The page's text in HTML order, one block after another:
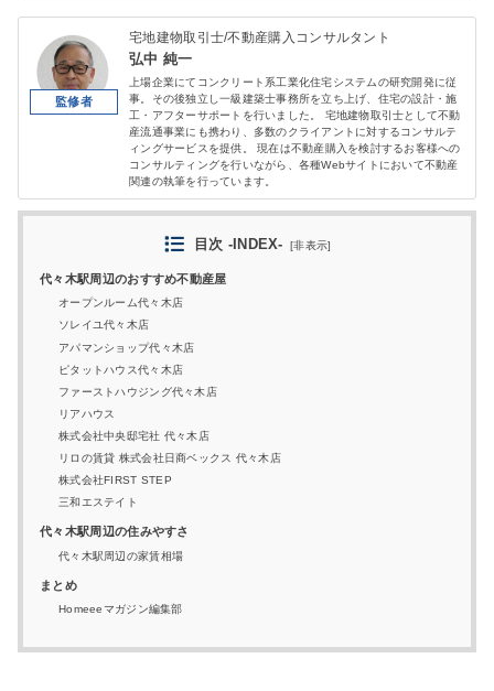
宅地建物取引士/不動産購入コンサルタント
弘中 純一
上場企業にてコンクリート系工業化住宅システムの研究開発に従
事。その後独立し一級建築士事務所を立ち上げ、住宅の設計・施
工・アフターサポートを行いました。 宅地建物取引士として不動
産流通事業にも携わり、多数のクライアントに対するコンサルテ
ィングサービスを提供。 現在は不動産購入を検討するお客様への
コンサルティングを行いながら、各種Webサイトにおいて不動産
関連の執筆を行っています。
目次 -INDEX- [非表示]
代々木駅周辺のおすすめ不動産屋
オープンルーム代々木店
ソレイユ代々木店
アパマンショップ代々木店
ピタットハウス代々木店
ファーストハウジング代々木店
リアハウス
株式会社中央邸宅社 代々木店
リロの賃貸 株式会社日商ベックス 代々木店
株式会社FIRST STEP
三和エステイト
代々木駅周辺の住みやすさ
代々木駅周辺の家賃相場
まとめ
Homeeeマガジン編集部